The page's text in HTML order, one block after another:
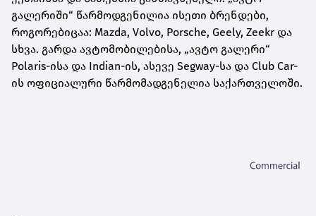
გალერიში“ წარმოდგენილია ისეთი ბრენდები,
როგორებიცაა: Mazda, Volvo, Porsche, Geely, Zeekr და
სხვა. გარდა ავტომობილებისა, „ავტო გალერი“
Polaris-ისა და Indian-ის, ასევე Segway-სა და Club Car-
ის ოფიციალური წარმომადგენელია საქართველოში.